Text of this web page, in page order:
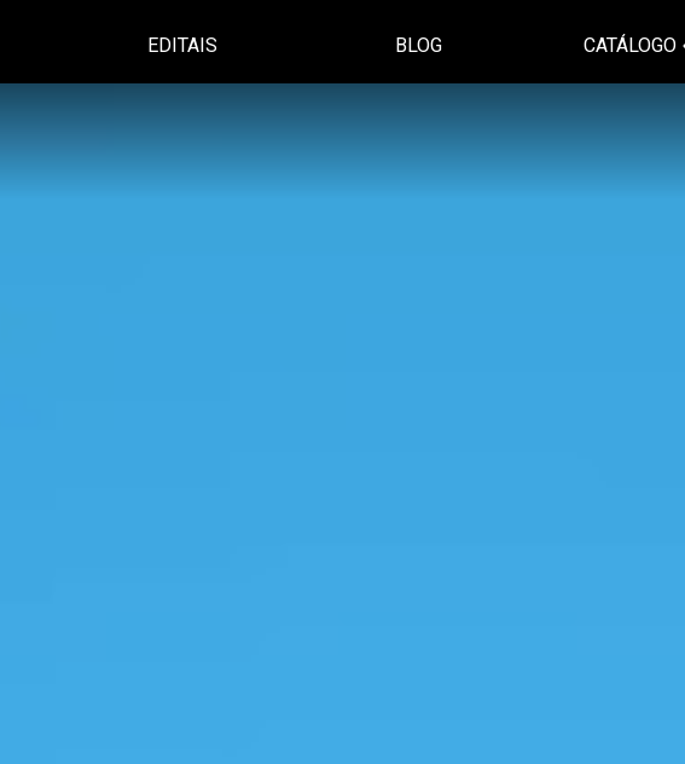
EDITAIS BLOG CATÁLOGO